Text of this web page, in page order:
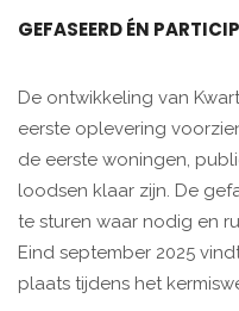
GEFASEERD ÉN
De ontwikkeling van
eerste oplevering
de eerste woningen,
loodsen klaar zijn. De
te sturen waar nodig en
Eind september 2025
plaats tijdens het